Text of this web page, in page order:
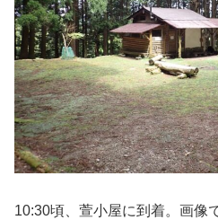
10:30頃、萱小屋に到着。画像